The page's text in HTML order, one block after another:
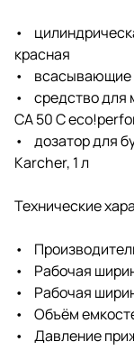
•
красная
• всасывающие
• средство для
CA 50 C
• дозатор для
Karcher, 1 л
Технические
•
• Рабочая
• Рабочая
• Объём
• Давление